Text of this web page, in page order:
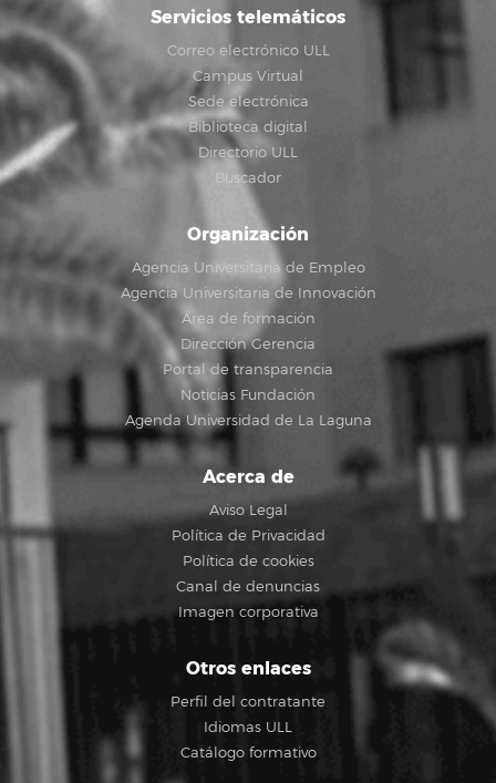
Servicios telemáticos
Correo electrónico ULL
Campus Virtual
Sede electrónica
Biblioteca digital
Directorio ULL
Buscador
Organización
Agencia Universitaria de Empleo
Agencia Universitaria de Innovación
Área de formación
Dirección Gerencia
Portal de transparencia
Noticias Fundación
Agenda Universidad de La Laguna
Acerca de
Aviso Legal
Política de Privacidad
Política de cookies
Canal de denuncias
Imagen corporativa
Otros enlaces
Perfil del contratante
Idiomas ULL
Catálogo formativo